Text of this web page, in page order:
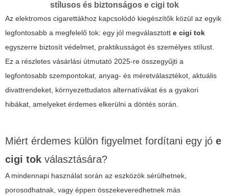
stílusos és biztonságos e cigi tok
Az elektromos cigarettákhoz kapcsolódó kiegészítők közül az egyik
legfontosabb a megfelelő tok: egy jól megválasztott e cigi tok
egyszerre biztosít védelmet, praktikusságot és személyes stílust.
Ez a részletes vásárlási útmutató 2025-re összegyűjti a
legfontosabb szempontokat, anyag- és méretválasztékot, aktuális
divattrendeket, környezettudatos alternatívákat és a gyakori
hibákat, amelyeket érdemes elkerülni a döntés során.
Miért érdemes külön figyelmet fordítani egy jó e
cigi tok választására?
A mindennapi használat során az eszközök sérülhetnek,
porosodhatnak, vagy éppen összekeveredhetnek más